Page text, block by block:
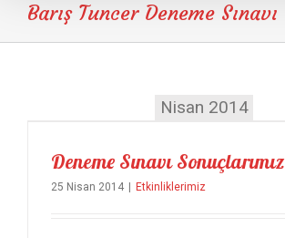
Barış Tuncer Deneme Sınavı
Nisan 2014
Deneme Sınavı Sonuçlarımız
25 Nisan 2014 Etkinliklerimiz